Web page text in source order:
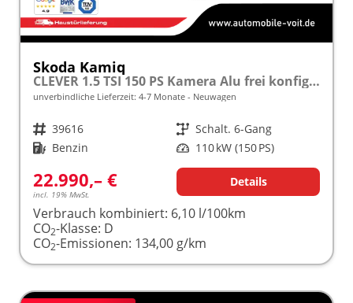
Skoda Kamiq
CLEVER 1.5 TSI 150 PS Kamera Alu frei konfigurierbar!
unverbindliche Lieferzeit: 4-7 Monate Neuwagen
Fahrzeugnr. 39616 Getriebe Schalt. 6-Gang
Kraftstoff Benzin Leistung 110 kW (150 PS)
22.990,– €
incl. 19% MwSt.
Details
Verbrauch kombiniert: 6,10 l/100km
CO2-Klasse: D
CO2-Emissionen: 134,00 g/km